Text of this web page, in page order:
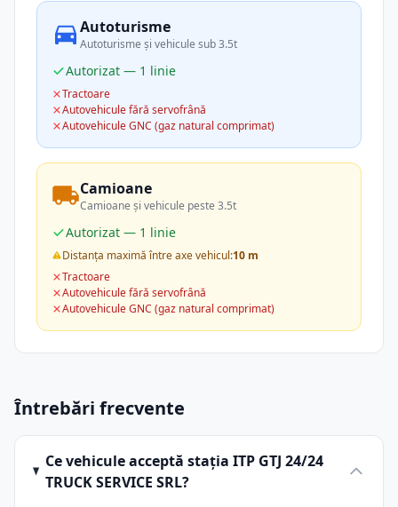
Autoturisme
Autoturisme și vehicule sub 3.5t
Autorizat — 1 linie
Tractoare
Autovehicule fără servofrână
Autovehicule GNC (gaz natural comprimat)
Camioane
Camioane și vehicule peste 3.5t
Autorizat — 1 linie
Distanța maximă între axe vehicul:10 m
Tractoare
Autovehicule fără servofrână
Autovehicule GNC (gaz natural comprimat)
Întrebări frecvente
Ce vehicule acceptă stația ITP GTJ 24/24
TRUCK SERVICE SRL?